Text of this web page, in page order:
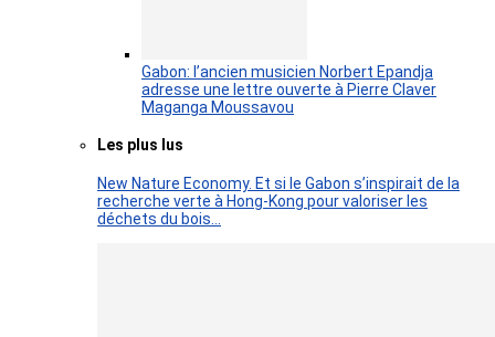
Gabon: l’ancien musicien Norbert Epandja
adresse une lettre ouverte à Pierre Claver
Maganga Moussavou
Les plus lus
New Nature Economy. Et si le Gabon s’inspirait de la
recherche verte à Hong-Kong pour valoriser les
déchets du bois…